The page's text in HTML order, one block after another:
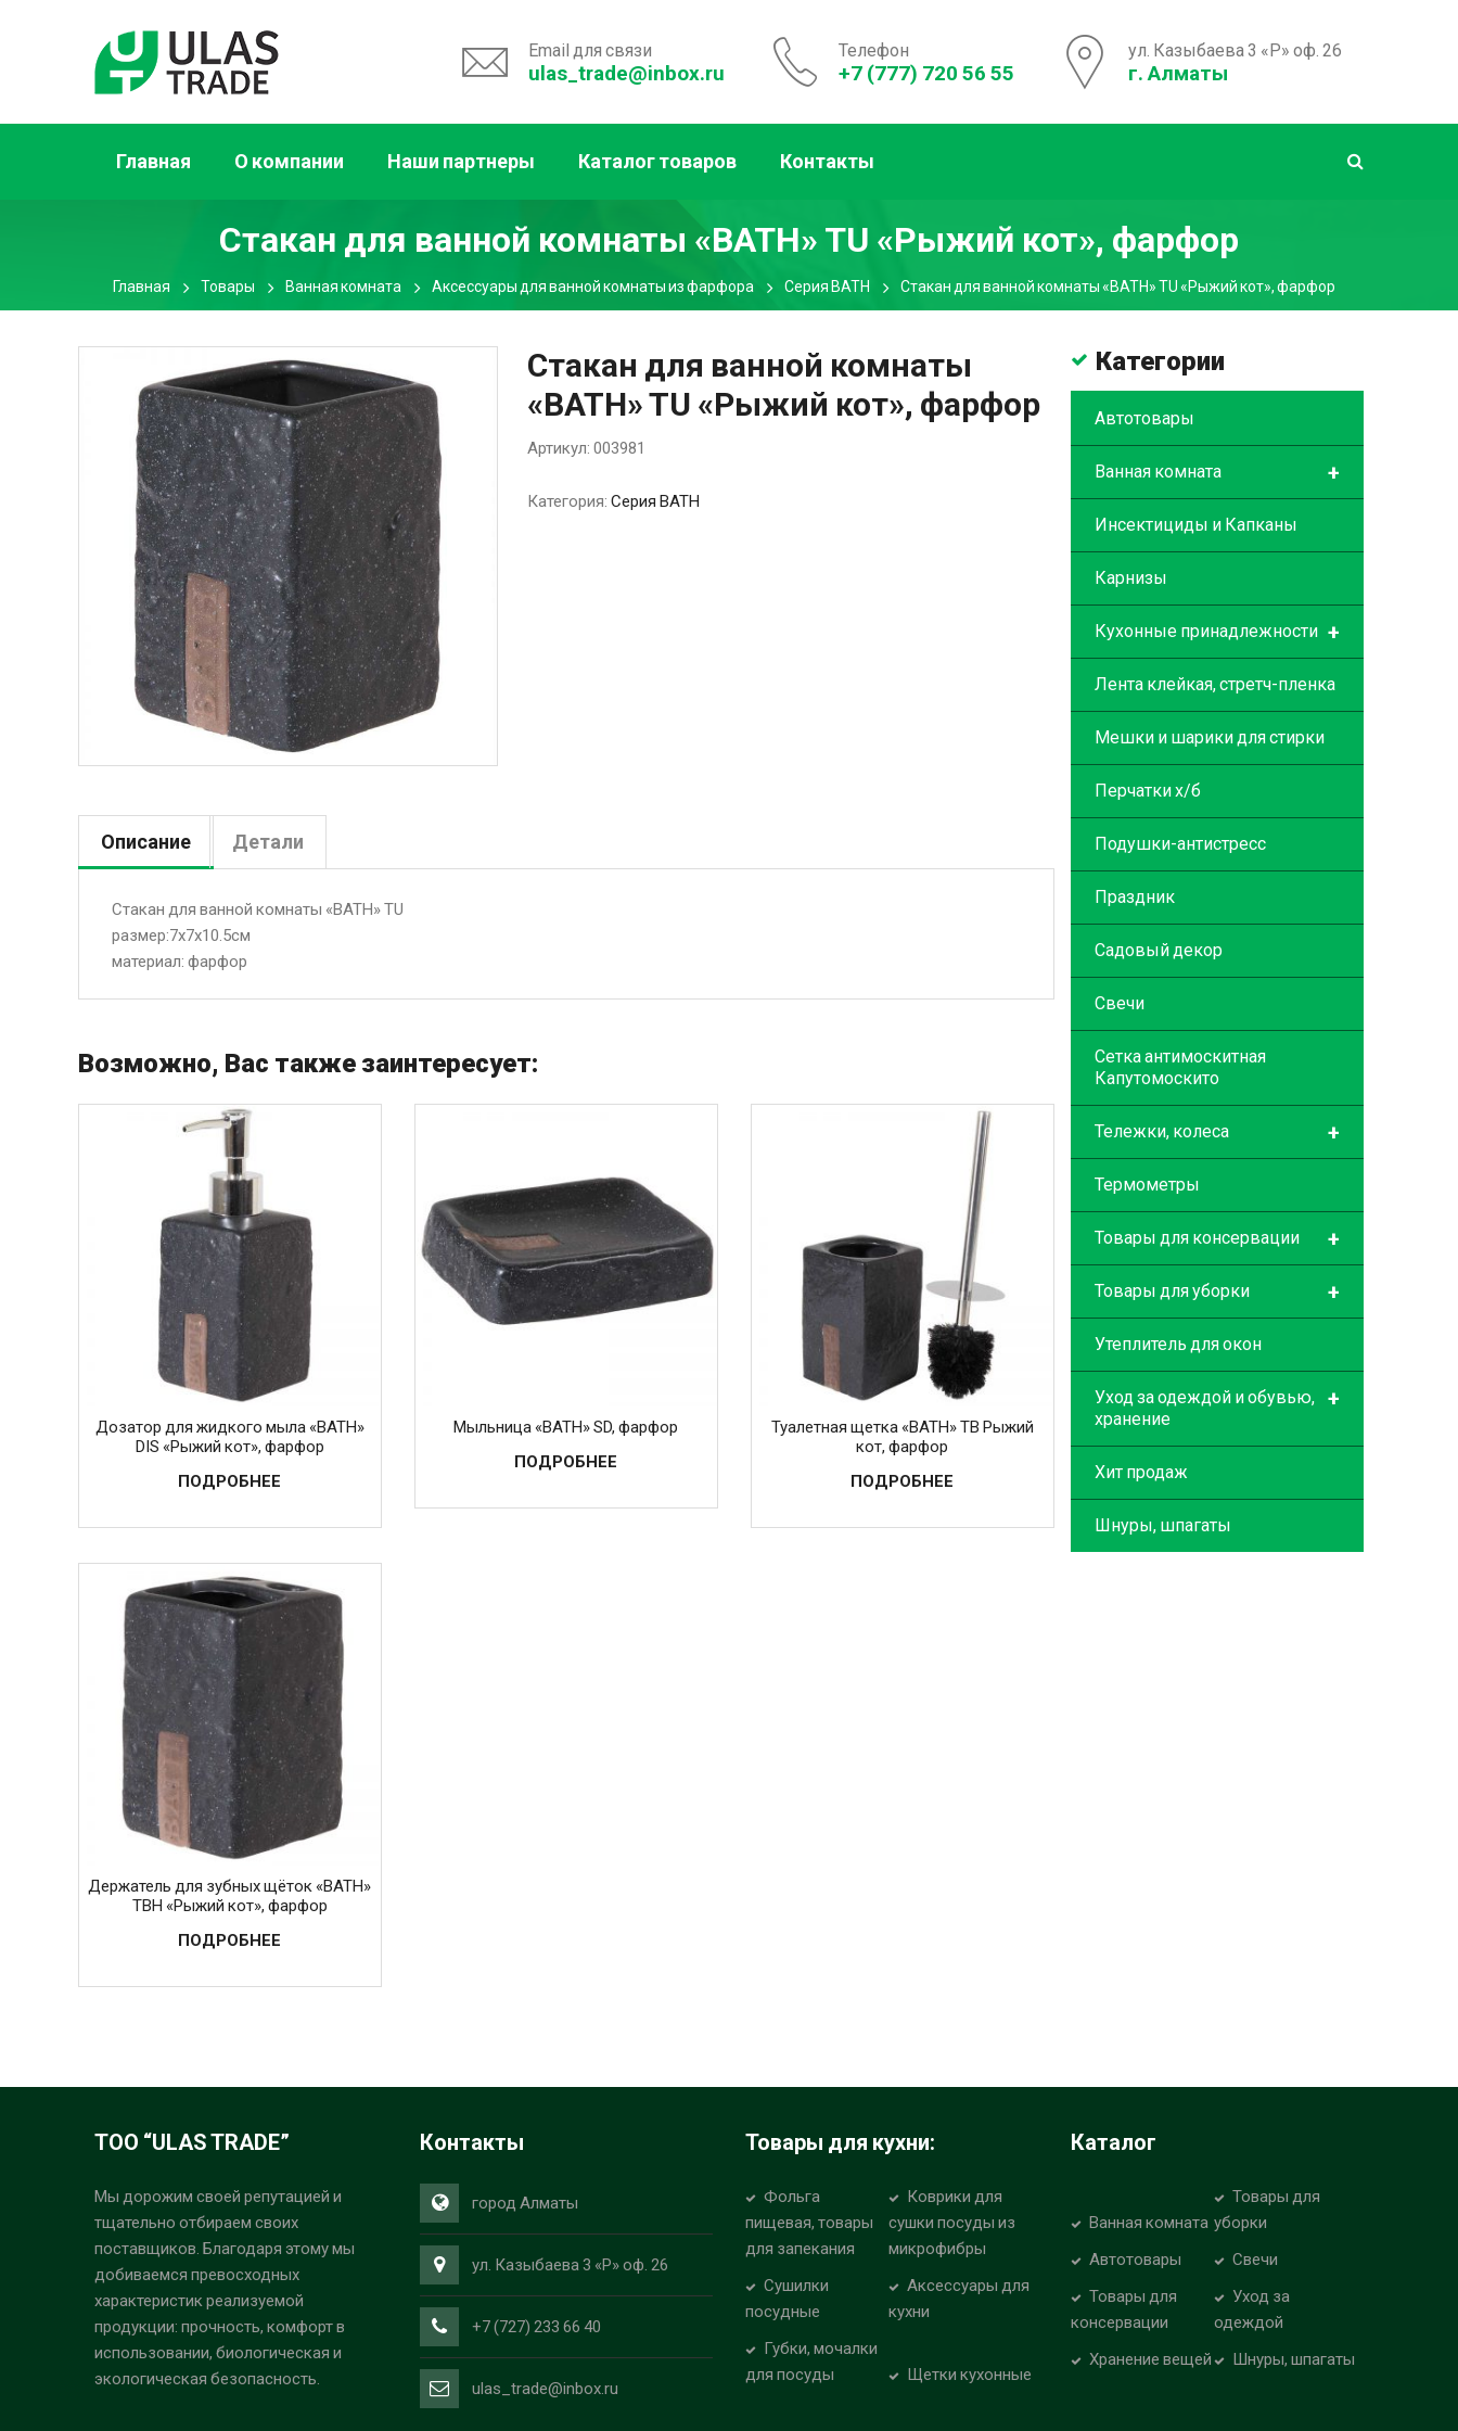
Email для связи
ulas_trade@inbox.ru
Телефон
+7 (777) 720 56 55
ул. Казыбаева 3 «Р» оф. 26
г. Алматы
Главная О компании Наши партнеры Каталог товаров Контакты
Стакан для ванной комнаты «BATH» TU «Рыжий кот», фарфор
Главная Товары Ванная комната Аксессуары для ванной комнаты из фарфора Серия BATH Стакан для ванной комнаты «BATH» TU «Рыжий кот», фарфор
Стакан для ванной комнаты
«BATH» TU «Рыжий кот», фарфор
Артикул: 003981
Категория: Серия BATH
Описание Детали
Стакан для ванной комнаты «BATH» TU
размер:7x7x10.5см
материал: фарфор
Возможно, Вас также заинтересует:
Дозатор для жидкого мыла «BATH»
DIS «Рыжий кот», фарфор
ПОДРОБНЕЕ
Мыльница «BATH» SD, фарфор
ПОДРОБНЕЕ
Туалетная щетка «BATH» TB Рыжий
кот, фарфор
ПОДРОБНЕЕ
Держатель для зубных щёток «BATH»
TBH «Рыжий кот», фарфор
ПОДРОБНЕЕ
Категории
Автотовары
+
Ванная комната
Инсектициды и Капканы
Карнизы
+
Кухонные принадлежности
Лента клейкая, стретч-пленка
Мешки и шарики для стирки
Перчатки х/б
Подушки-антистресс
Праздник
Садовый декор
Свечи
Сетка антимоскитная
Капутомоскито
+
Тележки, колеса
Термометры
+
Товары для консервации
+
Товары для уборки
Утеплитель для окон
+
Уход за одеждой и обувью,
хранение
Хит продаж
Шнуры, шпагаты
ТОО “ULAS TRADE”
Мы дорожим своей репутацией и
тщательно отбираем своих
поставщиков. Благодаря этому мы
добиваемся превосходных
характеристик реализуемой
продукции: прочность, комфорт в
использовании, биологическая и
экологическая безопасность.
Контакты
город Алматы
ул. Казыбаева 3 «Р» оф. 26
+7 (727) 233 66 40
ulas_trade@inbox.ru
Товары для кухни:
Фольга
пищевая, товары
для запекания
Коврики для
сушки посуды из
микрофибры
Сушилки
посудные
Аксессуары для
кухни
Губки, мочалки
для посуды
Щетки кухонные
Каталог
Ванная комната
Товары для
уборки
Автотовары
Свечи
Товары для
консервации
Уход за
одеждой
Хранение вещей
Шнуры, шпагаты